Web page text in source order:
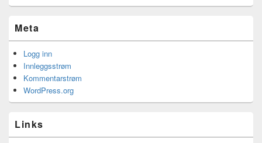
Meta
Logg inn
Innleggsstrøm
Kommentarstrøm
WordPress.org
Links